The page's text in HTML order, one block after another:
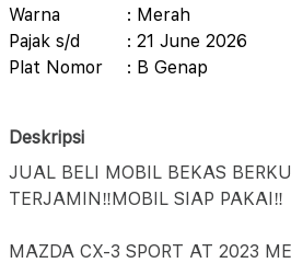
Warna
: Merah
Pajak s/d
: 21 June 2026
Plat Nomor
: B Genap
Deskripsi
JUAL BELI MOBIL BEKAS
TERJAMIN‼️MOBIL SIAP PAKAI‼️
MAZDA CX-3 SPORT AT 2023